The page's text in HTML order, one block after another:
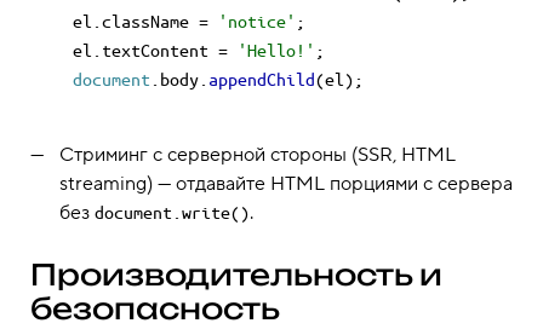
el.className = 'notice' ;
el. textContent = 'Hello!'
document
body appendChild
Стриминг с серверной стороны (SSR, HTML
streaming) — отдавайте HTML порциями с сервера
без document.write().
Производительность и
безопасность